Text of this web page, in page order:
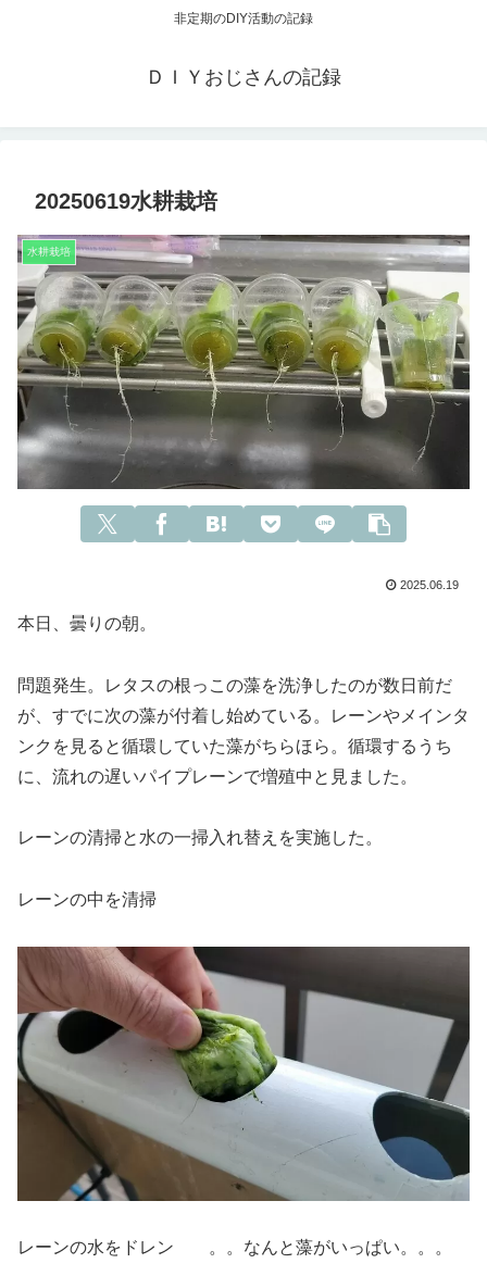
非定期のDIY活動の記録
ＤＩＹおじさんの記録
20250619水耕栽培
水耕栽培
2025.06.19
本日、曇りの朝。
問題発生。レタスの根っこの藻を洗浄したのが数日前だ
が、すでに次の藻が付着し始めている。レーンやメインタ
ンクを見ると循環していた藻がちらほら。循環するうち
に、流れの遅いパイプレーンで増殖中と見ました。
レーンの清掃と水の一掃入れ替えを実施した。
レーンの中を清掃
レーンの水をドレン 。。なんと藻がいっぱい。。。